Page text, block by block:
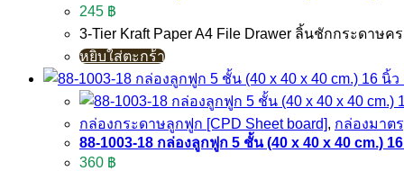
245 ฿
3-Tier Kraft Paper A4 File Drawer ลิ้นชักกระดาษ
หยิบใส่ตะกร้า
กล่องกระดาษลูกฟูก [CPD Sheet board], กล่องมาต
88-1003-18 กล่องลูกฟูก 5 ชั้น (40 x 40 x 40 cm.)
360 ฿